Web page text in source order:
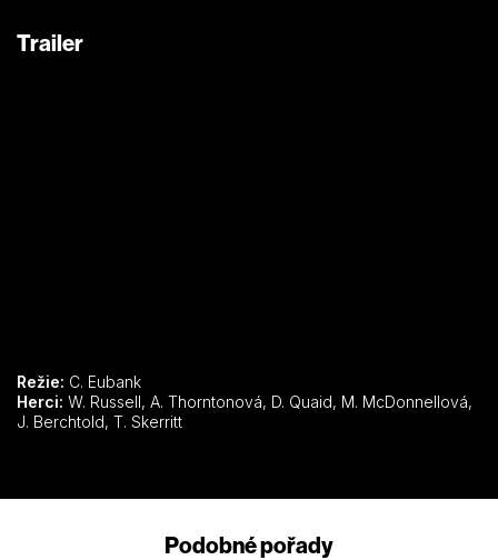
Trailer
Režie: C. Eubank
Herci:
J. Berchtold, T. Skerritt
Podobné pořady